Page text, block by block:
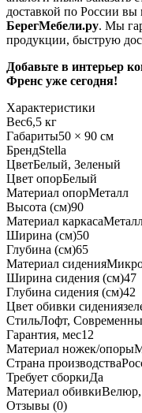
доставкой по России вы
БерегМебели.ру. Мы
продукции, быструю
Добавьте в интерьер
Френс уже сегодня!
Характеристики
Вес6,5 кг
Габариты50 × 90 см
БрендStella
ЦветБелый, Зеленый
Цвет опорБелый
Материал опорМеталл
Высота (см)90
Материал каркаса
Ширина (см)50
Глубина (см)65
Материал сидения
Ширина сидения (см)47
Глубина сидения (см)42
Цвет обивки сидения
СтильЛофт,
Гарантия, мес12
Материал ножек/опоры
Страна производства
Требует сборкиДа
Материал обивки
Отзывы (0)